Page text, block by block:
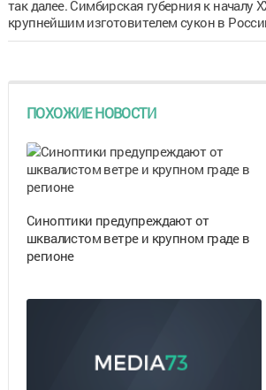
так далее. Симбирская губерния к началу
крупнейшим изготовителем сукон в
ПОХОЖИЕ НОВОСТИ
Синоптики предупреждают от
шквалистом ветре и крупном граде в
регионе